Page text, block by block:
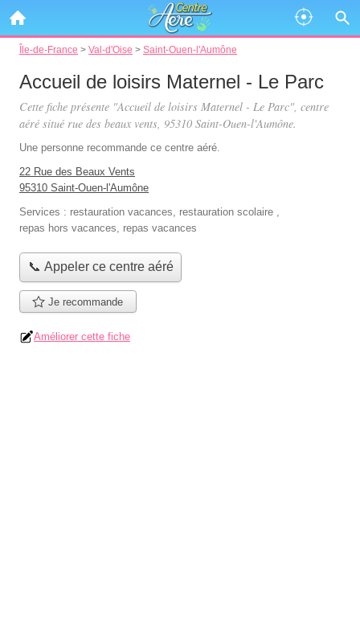
Île-de-France > Val-d'Oise > Saint-Ouen-l'Aumône
Accueil de loisirs Maternel - Le Parc
Cette fiche présente "Accueil de loisirs Maternel - Le Parc", centre
aéré situé rue des beaux vents, 95310 Saint-Ouen-l'Aumône.
Une personne recommande ce centre aéré.
22 Rue des Beaux Vents
95310 Saint-Ouen-l'Aumône
Services : restauration vacances, restauration scolaire ,
repas hors vacances, repas vacances
📞 Appeler ce centre aéré
Je recommande
Améliorer cette fiche